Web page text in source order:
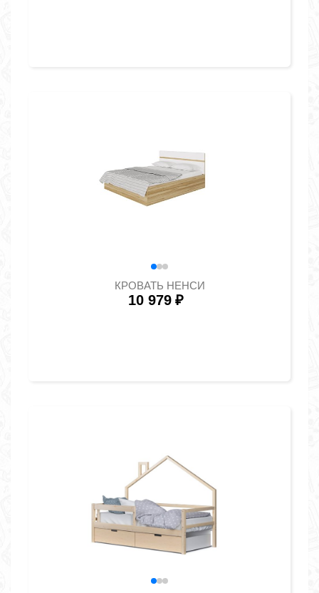
КРОВАТЬ НЕНСИ
10 979 ₽